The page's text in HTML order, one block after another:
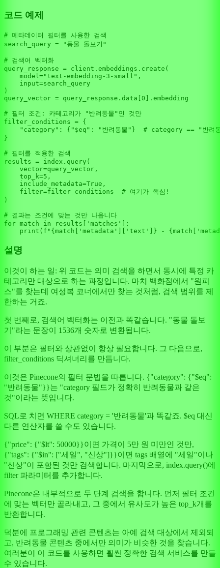
코드 예제
# 메타데이터 필터를 사용한 검색
search_query =
"동물 돌보기"
# 검색어 벡터화
query_response = client.embeddings.create(
    model=
"text-embedding-3-small" ,
input=search_query
)
query_vector = query_response.data[ 0 ].embedding
# 필터 조건: 카테고리가 "반려동물"인 것만
filter_conditions = {
"category" : { "$eq" : "반려동물" } # category == "반려
}
# 필터를 적용한 검색
results = index.query(
    vector=query_vector,
    top_k=
5 ,
    include_metadata=
True ,
filter=filter_conditions # 여기가 핵심!
)
# 결과는 조건에 맞는 것만 나옵니다
for match in results[ 'matches'
]:
print ( f" { match 'metadata' 'text' ]} - { match
설명
이것이 하는 일: 위 코드는 의미 검색을 하면서 동시에 특정 카
테고리만 대상으로 하는 과정입니다. 마치 백화점에서 "원피
스"를 찾는데 여성복 코너에서만 찾는 것처럼, 검색 범위를 제
한하는 거죠.
첫 번째로, 검색어 벡터화는 이전과 똑같습니다. "동물 돌보
기"라는 문장이 1536개 숫자로 변환됩니다.
이 부분은 필터와 상관없이 항상 필요합니다. 그 다음으로,
filter_conditions 딕셔너리를 만듭니다.
이것은 Pinecone의 필터 문법을 따릅니다. {"category": {"$eq":
"반려동물"}}는 "category 필드가 정확히 반려동물과 같은
것"이라는 뜻입니다.
SQL로 치면 WHERE category = '반려동물'과 똑같죠. $eq 대신
다른 연산자를 쓸 수도 있습니다.
{"price": {"$lt": 50000}}이면 가격이 5만 원 미만인 것만,
{"tags": {"$in": ["세일", "신상"]}}이면 tags 배열에 "세일"이나
"신상"이 포함된 것만 검색합니다. 마지막으로, index.query()에
filter 파라미터를 추가합니다.
Pinecone은 내부적으로 두 단계 검색을 합니다. 먼저 필터 조건
에 맞는 벡터만 골라내고, 그 중에서 유사도가 높은 top_k개를
반환합니다.
덕분에 프로그래밍 관련 콘텐츠는 아예 검색 대상에서 제외되
고, 반려동물 콘텐츠 중에서만 의미가 비슷한 것을 찾습니다.
여러분이 이 코드를 사용하면 훨씬 정확한 검색 서비스를 만들
수 있습니다.